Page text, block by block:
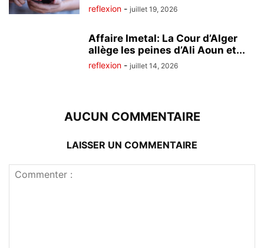
reflexion - juillet 19, 2026
Affaire Imetal: La Cour d’Alger
allège les peines d’Ali Aoun et...
reflexion - juillet 14, 2026
AUCUN COMMENTAIRE
LAISSER UN COMMENTAIRE